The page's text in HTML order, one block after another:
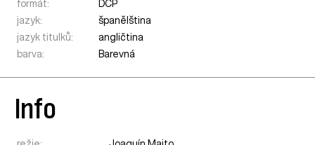
formát:
DCP
jazyk:
španělština
jazyk titulků:
angličtina
barva:
Barevná
Info